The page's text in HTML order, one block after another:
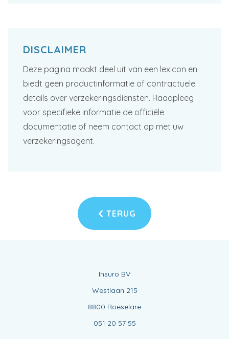
DISCLAIMER
Deze pagina maakt deel uit van een lexicon en
biedt geen productinformatie of contractuele
details over verzekeringsdiensten. Raadpleeg
voor specifieke informatie de officiële
documentatie of neem contact op met uw
verzekeringsagent.
TERUG
Insuro BV
Westlaan 215
8800 Roeselare
051 20 57 55